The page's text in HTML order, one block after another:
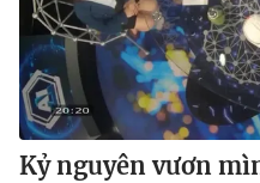
Kỷ nguyên vươn